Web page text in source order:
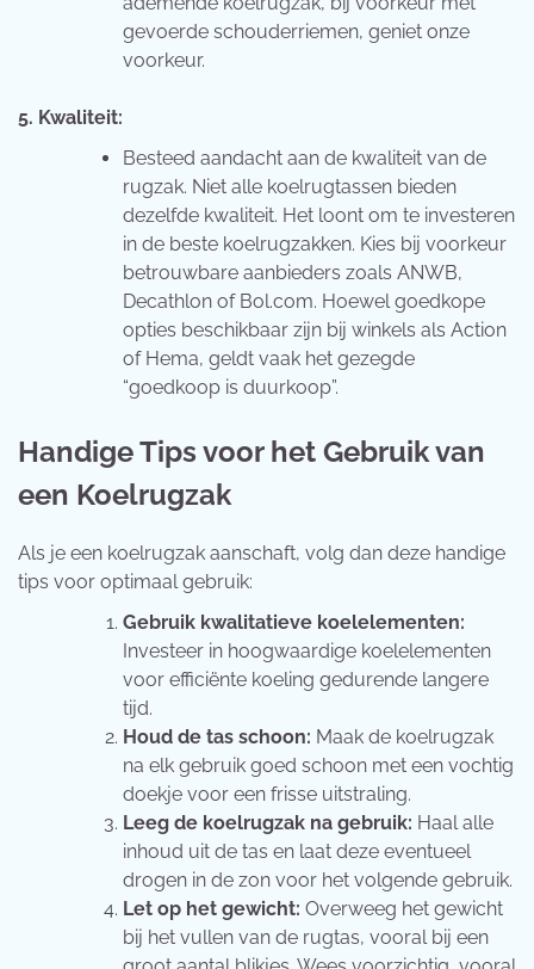
gevoerde schouderriemen, geniet onze
voorkeur.
5. Kwaliteit:
Besteed aandacht aan de kwaliteit van de
rugzak. Niet alle koelrugtassen bieden
dezelfde kwaliteit. Het loont om te investeren
in de beste koelrugzakken. Kies bij voorkeur
betrouwbare aanbieders zoals ANWB,
Decathlon of Bol.com. Hoewel goedkope
opties beschikbaar zijn bij winkels als Action
of Hema, geldt vaak het gezegde
“goedkoop is duurkoop”.
Handige Tips voor het Gebruik van
een Koelrugzak
Als je een koelrugzak aanschaft, volg dan deze handige
tips voor optimaal gebruik:
Gebruik kwalitatieve koelelementen:
Investeer in hoogwaardige koelelementen
voor efficiënte koeling gedurende langere
tijd.
Houd de tas schoon: Maak de koelrugzak
na elk gebruik goed schoon met een vochtig
doekje voor een frisse uitstraling.
Leeg de koelrugzak na gebruik: Haal alle
inhoud uit de tas en laat deze eventueel
drogen in de zon voor het volgende gebruik.
Let op het gewicht: Overweeg het gewicht
bij het vullen van de rugtas, vooral bij een